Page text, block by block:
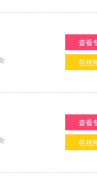
查看
在线
查看
在线